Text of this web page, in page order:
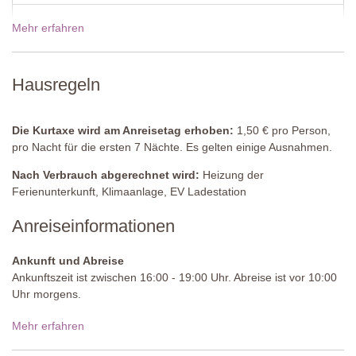
Kleiderschrank, Stuhl, Tisch, Klimaanlage.
Angrenzendes Badezimmer
Dusche, Waschbecken, Bidet, WC.
Schlafzimmer 2
Klimaanlage.
Angrenzendes Badezimmer
Dusche, Waschbecken, WC.
Schlafzimmer 3
Doppelbett (welches nicht in zwei Einzelbetten umgestellt werden
Angrenzendes Badezimmer
Dusche, Waschbecken, WC, Bidet.
Schlafzimmer 4
12 Dez - 02 Jan 2027
Preise für 2027
Mehr erfahren
Hausregeln
Die Kurtaxe wird am Anreisetag erhoben: 1,50 € pro Person,
pro Nacht für die ersten 7 Nächte. Es gelten einige Ausnahmen.
Nach Verbrauch abgerechnet wird: Heizung der
Ferienunterkunft, Klimaanlage, EV Ladestation
Anreiseinformationen
Ankunft und Abreise
Ankunftszeit ist zwischen 16:00 - 19:00 Uhr. Abreise ist vor 10:00
Uhr morgens.
Zufahrtsstraße:
Parken:privat, auf dem Anwesen - 10 unüberdachte Parkplätze
Mehr erfahren